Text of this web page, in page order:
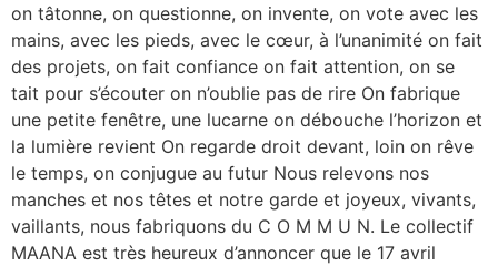
on tâtonne, on questionne, on invente, on vote avec les
mains, avec les pieds, avec le cœur, à l’unanimité on fait
des projets, on fait confiance on fait attention, on se
tait pour s’écouter on n’oublie pas de rire On fabrique
une petite fenêtre, une lucarne on débouche l’horizon et
la lumière revient On regarde droit devant, loin on rêve
le temps, on conjugue au futur Nous relevons nos
manches et nos têtes et notre garde et joyeux, vivants,
vaillants, nous fabriquons du C O M M U N. Le collectif
MAANA est très heureux d’annoncer que le 17 avril